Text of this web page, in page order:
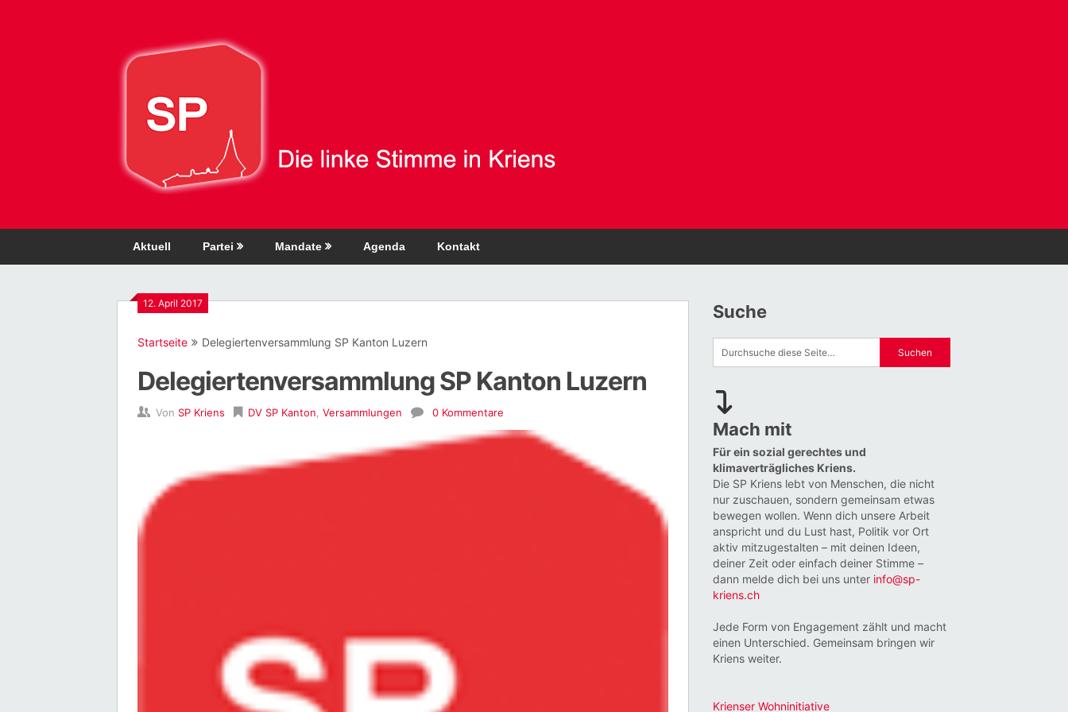
Aktuell Partei Mandate Agenda Kontakt
12. April 2017
Startseite Delegiertenversammlung SP Kanton Luzern
Delegiertenversammlung SP Kanton Luzern
Von SP Kriens DV SP Kanton Versammlungen 0 Kommentare
Suche
Mach mit
Für ein sozial gerechtes und
klimaverträgliches Kriens.
Die SP Kriens lebt von Menschen, die nicht
nur zuschauen, sondern gemeinsam etwas
bewegen wollen. Wenn dich unsere Arbeit
anspricht und du Lust hast, Politik vor Ort
aktiv mitzugestalten – mit deinen Ideen,
deiner Zeit oder einfach deiner Stimme –
dann melde dich bei uns unter info@sp-
kriens.ch
Jede Form von Engagement zählt und macht
einen Unterschied. Gemeinsam bringen wir
Kriens weiter.
Krienser Wohninitiative